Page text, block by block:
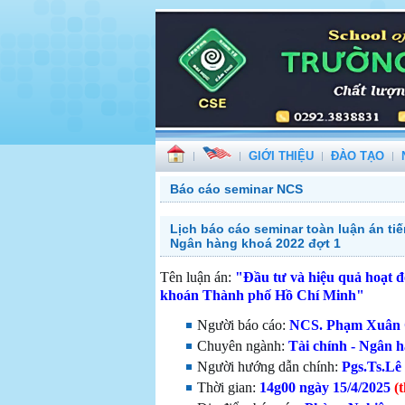
GIỚI THIỆU ĐÀO TẠO
Báo cáo seminar NCS
Lịch báo cáo seminar toàn luận án
Ngân hàng khoá 2022 đợt 1
Tên luận án: "Đầu tư và hiệu quả hoạt
khoán Thành phố Hồ Chí Minh"
Người báo cáo: NCS. Phạm Xuân
Chuyên ngành: Tài chính - Ngân
Người hướng dẫn chính:
Thời gian: 14g00 ngày 15/4/2025 (